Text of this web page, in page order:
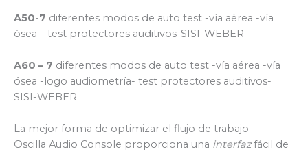
A50-7 diferentes modos de auto test -vía aérea -vía
ósea – test protectores auditivos-SISI-WEBER
A60 – 7 diferentes modos de auto test -vía aérea -vía
ósea -logo audiometría- test protectores auditivos-
SISI-WEBER
La mejor forma de optimizar el flujo de trabajo
Oscilla Audio Console proporciona una interfazfácil de